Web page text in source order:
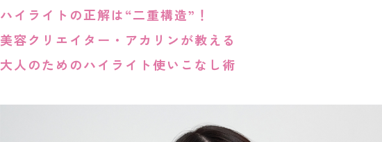
ハイライトの正解は“二重構造”！
美容クリエイター・アカリンが教える
大人のためのハイライト使いこなし術